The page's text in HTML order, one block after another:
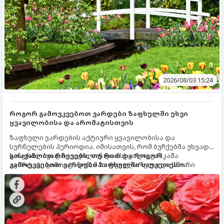
2026/08/03 15:24
როგორ გამოვკვებოთ ვარდები ზაფხულში უხვი
ყვავილობისა და არომატისთვის
ზაფხული ვარდების აქტიური ყვავილობისა და
სურნელების პერიოდია. იმისათვის, რომ ბუჩქებმა უხვად,
ხანგრძლივად იყვავილონ და მსხვილი, კაშკაშა
კვირტები გამოიტანონ, მათ რეგულარული და სწორი
გამოკვება სჭირდებათ. ზაფხულის პერიოდში მცენარის
მოთხოვნილებები იცვლება, ამიტომ მნიშვნელოვანია
ვიცოდეთ, რომელი სასუქები გამოიყენება ამ დროს.
გთავაზობთ რჩევებს, თუ რით და როგორ
გამოვკვებოთ ვარდები ზაფხულში საუკეთესო
შედეგის მისაღწევად: